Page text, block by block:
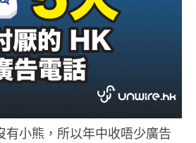
小熊，所以年中收唔少廣告